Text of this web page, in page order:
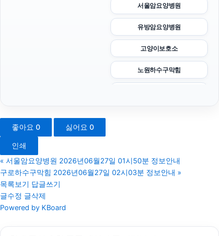
서울암요양병원
유방암요양병원
고양이보호소
노원하수구막힘
의정부학교폭력변호사
좋아요 0 싫어요 0
인쇄
« 서울암요양병원 2026년06월27일 01시50분 정보안내
구로하수구막힘 2026년06월27일 02시03분 정보안내 »
목록보기 답글쓰기
글수정 글삭제
Powered by KBoard